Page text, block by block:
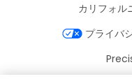
カリフォル
プライバ